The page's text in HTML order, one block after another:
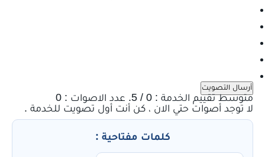
أرسال التصويت
متوسط تقييم الخدمة : 0 / 5. عدد الاصوات :
0
لا توجد أصوات حتي الان ، كن أنت أول تصويت للخدمة .
كلمات مفتاحية :